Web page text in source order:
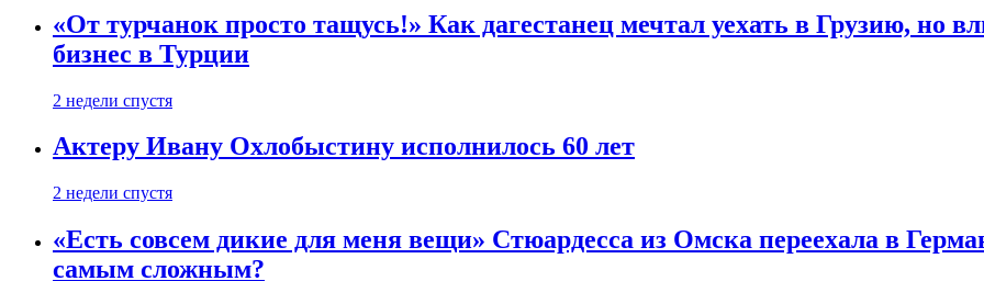
«От турчанок просто тащусь!» Как дагестанец мечтал уехать в Грузию, но
бизнес в Турции
2 недели спустя
Актеру Ивану Охлобыстину исполнилось 60 лет
2 недели спустя
«Есть совсем дикие для меня вещи» Стюардесса из Омска переехала в
самым сложным?